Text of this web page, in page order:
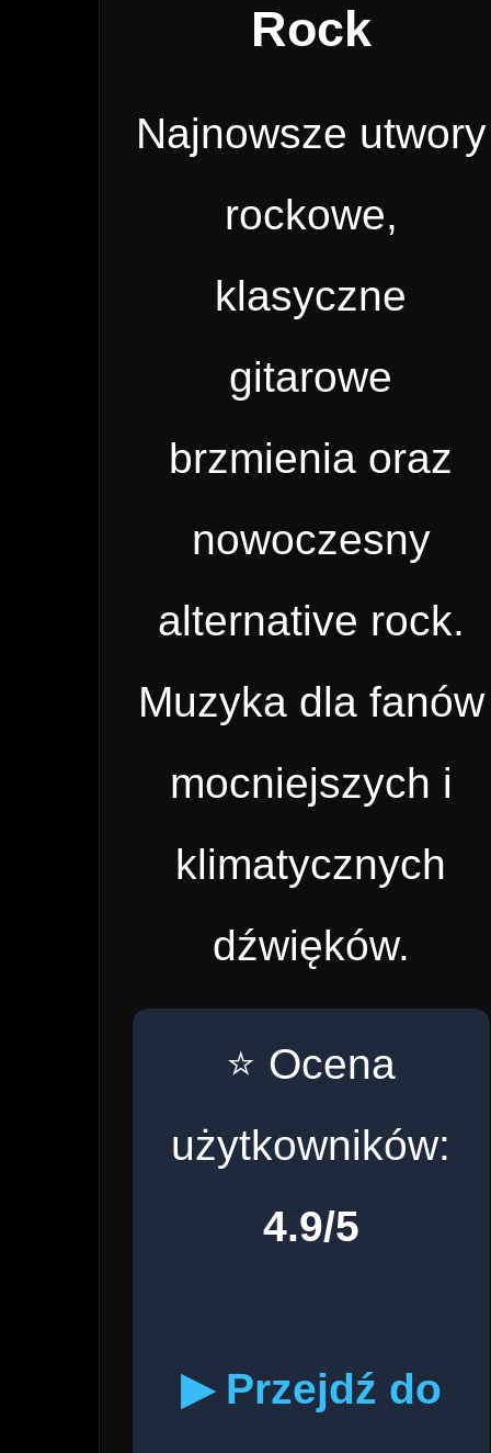
Rock
Najnowsze utwory
rockowe,
klasyczne
gitarowe
brzmienia oraz
nowoczesny
alternative rock.
Muzyka dla fanów
mocniejszych i
klimatycznych
dźwięków.
⭐ Ocena
użytkowników:
4.9/5
▶ Przejdź do